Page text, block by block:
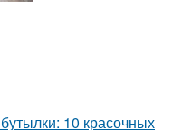
10 красочных